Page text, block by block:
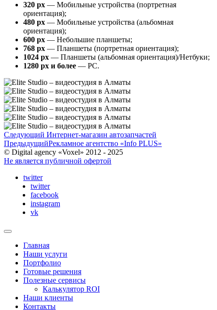
320 px — Мобильные устройства (портретная
ориентация);
480 px — Мобильные устройства (альбомная
ориентация);
600 px — Небольшие планшеты;
768 px — Планшеты (портретная ориентация);
1024 px — Планшеты (альбомная ориентация)/Нетбуки;
1280 px и более — PC.
Следующий Интернет-магазин автозапчастей
ПредыдущийРекламное агентство «Info PLUS»
© Digital agency «Voxel» 2012 - 2025
Не является публичной офертой
twitter
twitter
facebook
instagram
vk
Главная
Наши услуги
Портфолио
Готовые решения
Полезные сервисы
Калькулятор ROI
Наши клиенты
Контакты